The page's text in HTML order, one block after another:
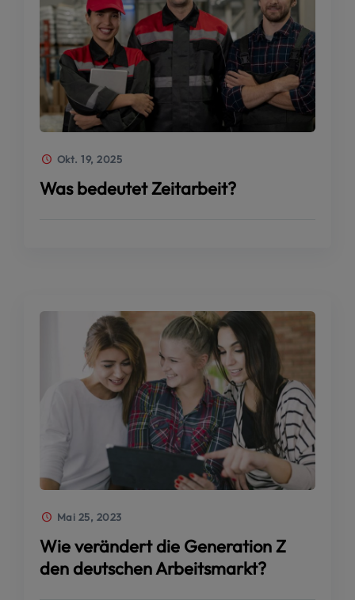
Okt. 19, 2025
Was bedeutet Zeitarbeit?
Mai 25, 2023
Wie verändert die Generation Z
den deutschen Arbeitsmarkt?